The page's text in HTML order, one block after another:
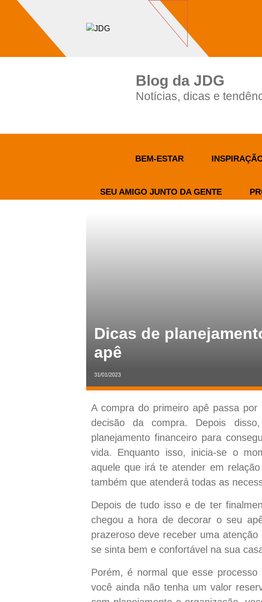
Imóveis
Blog da JDG
Notícias, dicas e
BEM-ESTAR
SEU AMIGO JUNTO DA GENTE
Dicas de
apê
31/01/2023
A compra do primeiro apê passa
decisão da compra. Depois
planejamento financeiro para
vida. Enquanto isso, inicia-se o
aquele que irá te atender em
também que atenderá todas as
Depois de tudo isso e de ter
chegou a hora de decorar o seu
prazeroso deve receber uma
se sinta bem e confortável na sua
Porém, é normal que esse
você ainda não tenha um valor